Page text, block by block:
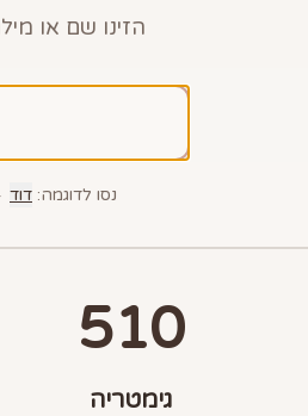
הזינו שם או
נסו לדוגמה: דוד ·
510
גימטריה